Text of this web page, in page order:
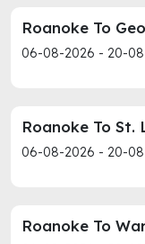
Roanoke To
06-08-2026 - 20-
Roanoke To St.
06-08-2026 - 20-
Roanoke To